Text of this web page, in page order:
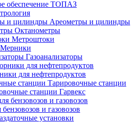
обеспечение ТОПАЗ
Ареометры и цилиндры
Октанометры
Метроштоки
Мерники
Газоанализаторы
для нефтепродуктов
Тарировочные станции
станции Гарвекс
и газовозов